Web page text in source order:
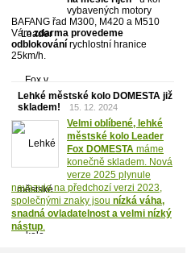
vybavených motory
BAFANG řad M300, M420 a M510
Vámzdarma provedeme
odblokování rychlostní hranice
25km/h.
Lehké městské kolo DOMESTA již
skladem!
15. 12. 2024
Velmi oblíbené, lehké
městské kolo Leader
Fox DOMESTA máme
konečně skladem. Nová
verze 2025 plynule
navazuje na předchozí verzi 2023,
společnými znaky jsou nízká váha,
snadná ovladatelnost a velmi nízký
nástup.